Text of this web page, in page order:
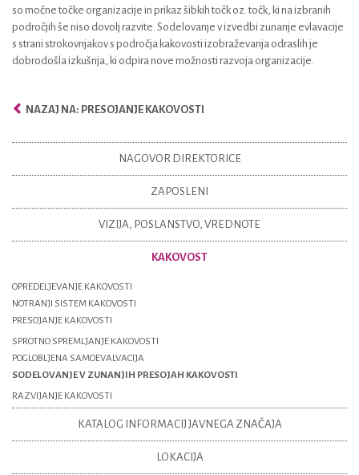
so močne točke organizacije in prikaz šibkih točk oz. točk, ki na izbranih
področjih še niso dovolj razvite. Sodelovanje v izvedbi zunanje evlavacije
s strani strokovnjakov s področja kakovosti izobraževanja odraslih je
dobrodošla izkušnja, ki odpira nove možnosti razvoja organizacije.
NAZAJ NA: PRESOJANJE KAKOVOSTI
NAGOVOR DIREKTORICE
ZAPOSLENI
VIZIJA, POSLANSTVO, VREDNOTE
KAKOVOST
OPREDELJEVANJE KAKOVOSTI
NOTRANJI SISTEM KAKOVOSTI
PRESOJANJE KAKOVOSTI
SPROTNO SPREMLJANJE KAKOVOSTI
POGLOBLJENA SAMOEVALVACIJA
SODELOVANJE V ZUNANJIH PRESOJAH KAKOVOSTI
RAZVIJANJE KAKOVOSTI
KATALOG INFORMACIJ JAVNEGA ZNAČAJA
LOKACIJA